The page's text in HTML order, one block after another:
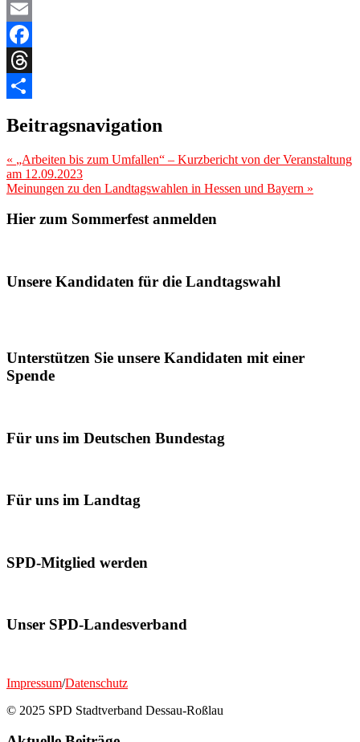
Copy
Link
Email
Facebook
Threads
Beitragsnavigation
« „Arbeiten bis zum Umfallen“ – Kurzbericht von der Veranstaltung
am 12.09.2023
Meinungen zu den Landtagswahlen in Hessen und Bayern »
Hier zum Sommerfest anmelden
Unsere Kandidaten für die Landtagswahl
Unterstützen Sie unsere Kandidaten mit einer
Spende
Für uns im Deutschen Bundestag
Für uns im Landtag
SPD-Mitglied werden
Unser SPD-Landesverband
Impressum/Datenschutz
© 2025 SPD Stadtverband Dessau-Roßlau